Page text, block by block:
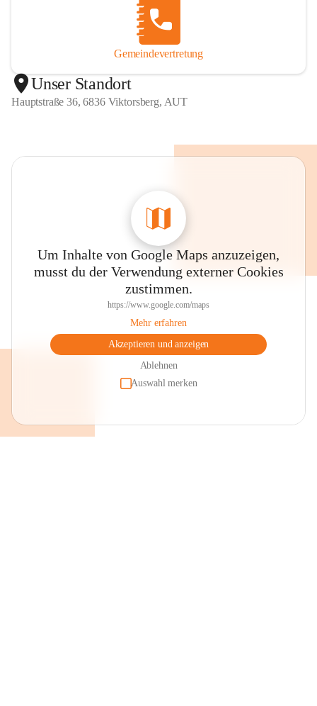
Gemeindevertretung
Unser Standort
Hauptstraße 36, 6836 Viktorsberg, AUT
Um Inhalte von Google Maps anzuzeigen,
musst du der Verwendung externer Cookies
zustimmen.
https://www.google.com/maps
Mehr erfahren
Akzeptieren und anzeigen
Ablehnen
Auswahl merken